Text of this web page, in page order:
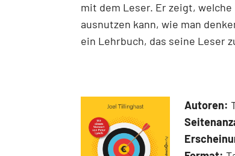
mit dem Leser. Er zeigt,
ausnutzen kann, wie man
ein Lehrbuch, das seine Leser
Autoren: